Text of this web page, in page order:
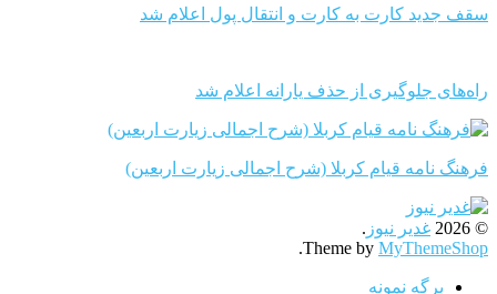
سقف جدید کارت به کارت و انتقال پول اعلام شد
راه‌های جلوگیری از حذف یارانه اعلام شد
فرهنگ نامه قیام کربلا (شرح اجمالی زیارت اربعین)
© 2026 غدیر نیوز .
Theme by MyThemeShop
.
برگه نمونه